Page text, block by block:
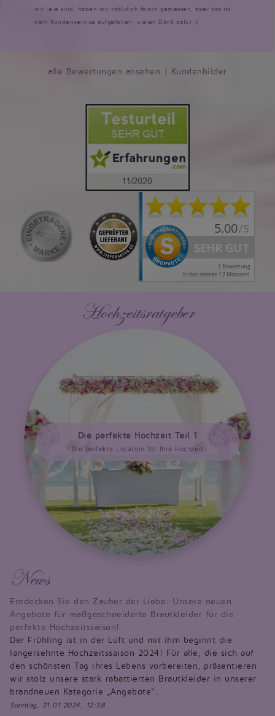
wir leie sind, haben wir natürlich falsch gemessen, aber das ist
dem Kundenservice aufgefallen, vielen Dank dafür :)
alle Bewertungen ansehen | Kundenbilder
Hochzeitsratgeber
Die perfekte Hochzeit Teil 1
Die perfekte Location für Ihre Hochzeit
News
Entdecken Sie den Zauber der Liebe: Unsere neuen
Angebote für maßgeschneiderte Brautkleider für die
perfekte Hochzeitssaison!
Der Frühling ist in der Luft und mit ihm beginnt die
langersehnte Hochzeitssaison 2024! Für alle, die sich auf
den schönsten Tag ihres Lebens vorbereiten, präsentieren
wir stolz unsere stark rabattierten Brautkleider in unserer
brandneuen Kategorie „Angebote“.
Sonntag, 21.01.2024, 12:38